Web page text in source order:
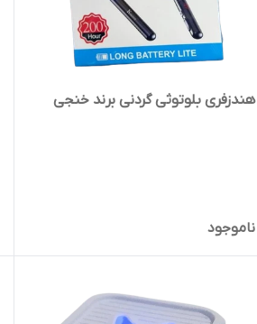
هندزفری بلوتوثی گردنی برند خنجی
ناموجود